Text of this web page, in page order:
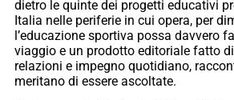
dietro le quinte dei progetti educativi
Italia nelle periferie in cui opera, per
l’educazione sportiva possa davvero
viaggio e un prodotto editoriale fatto
relazioni e impegno quotidiano,
meritano di essere ascoltate.